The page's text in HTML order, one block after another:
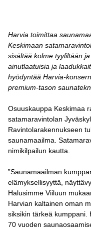
Harvia toimittaa
Keskimaan
sisältää kolme tyyliltään
ainutlaatuisia ja
hyödyntää Harvia-
premium-tason
Osuuskauppa Keskimaa
satamaravintolan
Ravintolarakennukseen
saunamaailma.
nimikilpailun kautta.
”Saunamaailman
elämyksellisyyttä,
Halusimme Viiluun
Harvian kaltainen oman
siksikin tärkeä kumppani.
70 vuoden